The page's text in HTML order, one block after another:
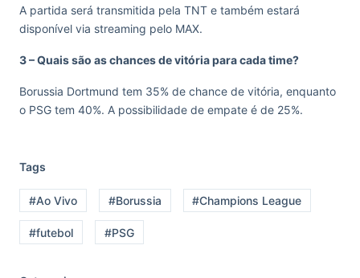
A partida será transmitida pela TNT e também estará
disponível via streaming pelo MAX.
3 – Quais são as chances de vitória para cada time?
Borussia Dortmund tem 35% de chance de vitória, enquanto
o PSG tem 40%. A possibilidade de empate é de 25%.
Tags
#Ao Vivo #Borussia #Champions League
#futebol #PSG